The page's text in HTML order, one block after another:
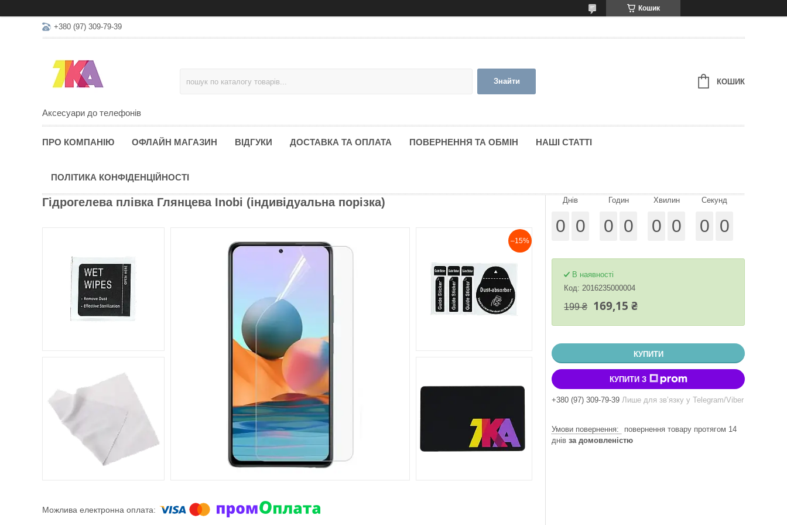
Кошик
+380 (97) 309-79-39
Аксесуари до телефонів
Знайти КОШИК
ПРО КОМПАНІЮ ОФЛАЙН МАГАЗИН ВІДГУКИ ДОСТАВКА ТА ОПЛАТА ПОВЕРНЕННЯ ТА ОБМІН НАШІ СТАТТІ
ПОЛІТИКА КОНФІДЕНЦІЙНОСТІ
Гідрогелева плівка Глянцева Inobi (індивідуальна порізка)
–15%
Днів
0 0
Годин
0 0
Хвилин
0 0
Секунд
0 0
В наявності
Код: 2016235000004
199 ₴ 169,15 ₴
КУПИТИ
КУПИТИ З
+380 (97) 309-79-39 Лише для звʼязку у Telegram/Viber
повернення товару протягом 14
днів за домовленістю